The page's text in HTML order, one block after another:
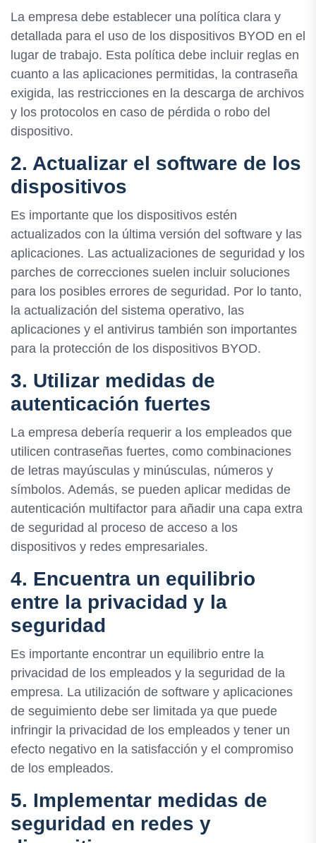
La empresa debe establecer una política clara y
detallada para el uso de los dispositivos BYOD en el
lugar de trabajo. Esta política debe incluir reglas en
cuanto a las aplicaciones permitidas, la contraseña
exigida, las restricciones en la descarga de archivos
y los protocolos en caso de pérdida o robo del
dispositivo.
2. Actualizar el software de los
dispositivos
Es importante que los dispositivos estén
actualizados con la última versión del software y las
aplicaciones. Las actualizaciones de seguridad y los
parches de correcciones suelen incluir soluciones
para los posibles errores de seguridad. Por lo tanto,
la actualización del sistema operativo, las
aplicaciones y el antivirus también son importantes
para la protección de los dispositivos BYOD.
3. Utilizar medidas de
autenticación fuertes
La empresa debería requerir a los empleados que
utilicen contraseñas fuertes, como combinaciones
de letras mayúsculas y minúsculas, números y
símbolos. Además, se pueden aplicar medidas de
autenticación multifactor para añadir una capa extra
de seguridad al proceso de acceso a los
dispositivos y redes empresariales.
4. Encuentra un equilibrio
entre la privacidad y la
seguridad
Es importante encontrar un equilibrio entre la
privacidad de los empleados y la seguridad de la
empresa. La utilización de software y aplicaciones
de seguimiento debe ser limitada ya que puede
infringir la privacidad de los empleados y tener un
efecto negativo en la satisfacción y el compromiso
de los empleados.
5. Implementar medidas de
seguridad en redes y